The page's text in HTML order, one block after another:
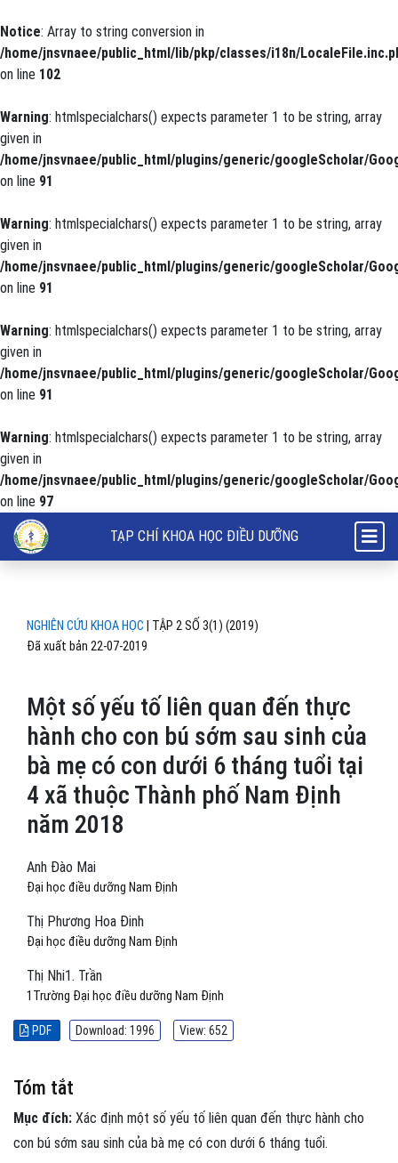
Notice: Array to string conversion in
/home/jnsvnaee/public_html/lib/pkp/classes/i18n/
on line 102
Warning: htmlspecialchars() expects parameter 1 to be string, array
given in
/home/jnsvnaee/public_html/plugins/generic/googleScholar/
on line 91
Warning: htmlspecialchars() expects parameter 1 to be string, array
given in
/home/jnsvnaee/public_html/plugins/generic/googleScholar/
on line 91
Warning: htmlspecialchars() expects parameter 1 to be string, array
given in
/home/jnsvnaee/public_html/plugins/generic/googleScholar/
on line 91
Warning: htmlspecialchars() expects parameter 1 to be string, array
given in
/home/jnsvnaee/public_html/plugins/generic/googleScholar/
on line 97
Một số yếu tố liên quan đến thực hành cho con bú sớm sau sinh
TẠP CHÍ KHOA HỌC ĐIỀU DƯỠNG
NGHIÊN CỨU KHOA HỌC TẬP 2 SỐ 3(1) (2019)
Một số yếu tố liên quan đến thực
hành cho con bú sớm sau sinh của
bà mẹ có con dưới 6 tháng tuổi tại
4 xã thuộc Thành phố Nam Định
năm 2018
Đã xuất bản 22-07-2019
Anh Đào Mai
Đại học điều dưỡng Nam Định
Thị Phương Hoa Đinh
Đại học điều dưỡng Nam Định
Thị Nhi1. Trần
1Trường Đại học điều dưỡng Nam Định
PDF Download: 1996 View: 652
Tóm tắt
Mục đích: Xác định một số yếu tố liên quan đến thực hành cho
con bú sớm sau sinh của bà mẹ có con dưới 6 tháng tuổi.